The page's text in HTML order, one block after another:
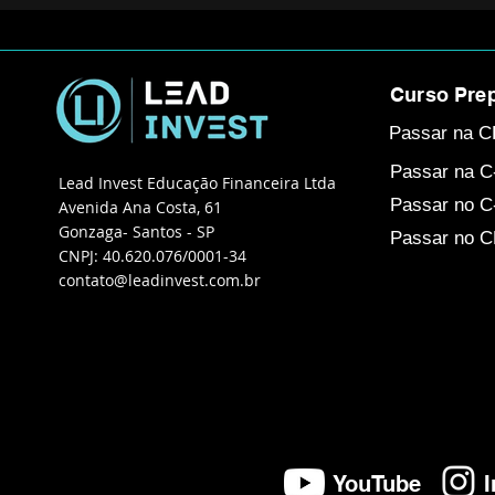
Lead Invest Educação Financeira Ltda
Avenida Ana Costa, 61
Gonzaga- Santos - SP
CNPJ: 40.620.076/0001-34
contato@leadinvest.com.br
Curso
Passar na
Passar no
Passar no
Passar na
YouTube